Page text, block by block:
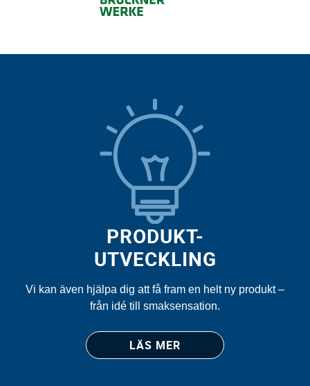
PRODUKT­-
UTVECKLING
Vi kan även hjälpa dig att få fram en helt ny produkt –
från idé till smaksensation.
LÄS MER